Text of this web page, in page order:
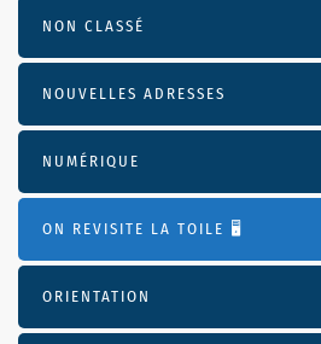
NON CLASSÉ
NOUVELLES ADRESSES
NUMÉRIQUE
ON REVISITE LA TOILE 🖥️
ORIENTATION